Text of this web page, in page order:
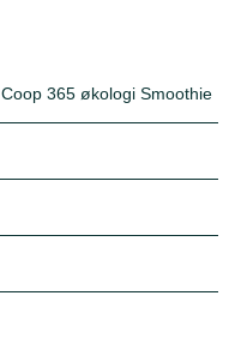
Coop 365 økologi Smoothie